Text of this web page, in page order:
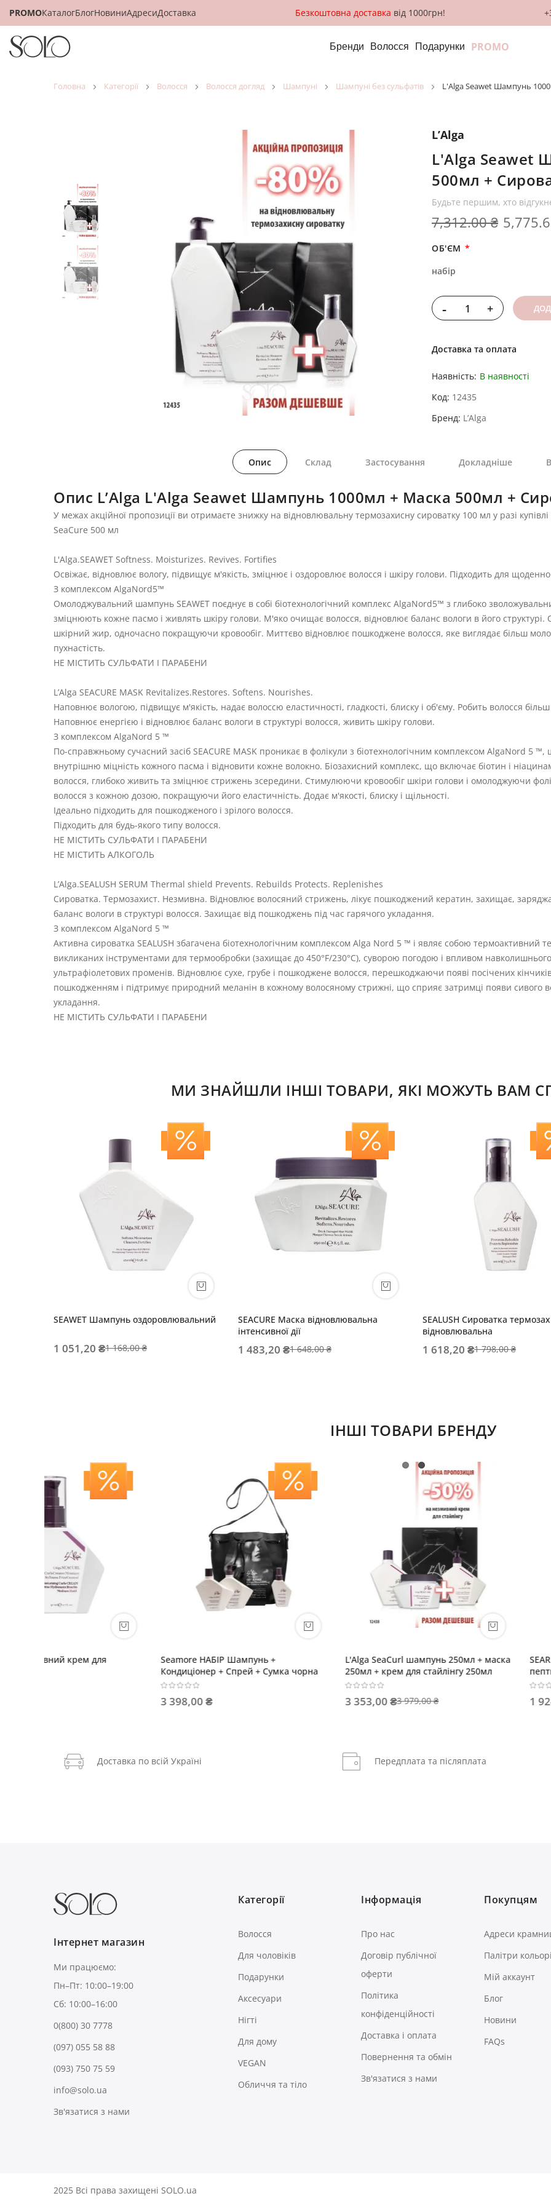
PROMOКаталогБлогНовиниАдресиДоставка Безкоштовна доставка від 1000грн!
Бренди Волосся Подарунки PROMO
головна категорії волосся волосся догляд шампуні шампуні без сульфатів L'Alga Seawet Шампунь
L’Alga
L'Alga Seawet
500мл +
Будьте першим, хто
7,312.00 ₴
ОБ'ЄМ
набір
- +
Доставка та оплата
Наявність: В наявності
Код 12435
Бренд L’Alga
Опис
Опис L’Alga L'Alga Seawet Шампунь 1000мл + Маска 500мл +
У межах акційної пропозиції ви отримаєте знижку на відновлювальну термозахисну сироватку 100 мл у разі
SeaCure 500 мл
L'Alga.SEAWET Softness. Moisturizes. Revives. Fortifies
Освіжає, відновлює вологу, підвищує м'якість, зміцнює і оздоровлює волосся і шкіру голови. Підходить для
З комплексом AlgaNord5™
Омолоджувальний шампунь SEAWET поєднує в собі біотехнологічний комплекс AlgaNord5™ з глибоко
зміцнюють кожне пасмо і живлять шкіру голови. М'яко очищає волосся, відновлює баланс вологи в його
шкірний жир, одночасно покращуючи кровообіг. Миттєво відновлює пошкоджене волосся, яке виглядає більш
пухнастість.
НЕ МІСТИТЬ СУЛЬФАТИ І ПАРАБЕНИ
L’Alga SEACURE MASK Revitalizes.Restores. Softens. Nourishes.
Наповнює вологою, підвищує м'якість, надає волоссю еластичності, гладкості, блиску і об'єму. Робить волосся
Наповнює енергією і відновлює баланс вологи в структурі волосся, живить шкіру голови.
З комплексом AlgaNord 5 ™
По-справжньому сучасний засіб SEACURE MASK проникає в фолікули з біотехнологічним комплексом AlgaNord 5
внутрішню міцність кожного пасма і відновити кожне волокно. Біозахисний комплекс, що включає біотин і
волосся, глибоко живить та зміцнює стрижень зсередини. Стимулюючи кровообіг шкіри голови і омолоджуючи
волосся з кожною дозою, покращуючи його еластичність. Додає м'якості, блиску і щільності.
Ідеально підходить для пошкодженого і зрілого волосся.
Підходить для будь-якого типу волосся.
НЕ МІСТИТЬ СУЛЬФАТИ І ПАРАБЕНИ
НЕ МІСТИТЬ АЛКОГОЛЬ
L’Alga.SEALUSH SERUM Thermal shield Prevents. Rebuilds Protects. Replenishes
Сироватка. Термозахист. Незмивна. Відновлює волосяний стрижень, лікує пошкоджений кератин, захищає,
баланс вологи в структурі волосся. Захищає від пошкоджень під час гарячого укладання.
З комплексом AlgaNord 5 ™
Активна сироватка SEALUSH збагачена біотехнологічним комплексом Alga Nord 5 ™ і являє собою термоактивний
викликаних інструментами для термообробки (захищає до 450°F/230°C), суворою погодою і впливом
ультрафіолетових променів. Відновлює сухе, грубе і пошкоджене волосся, перешкоджаючи появі посічених
пошкодженням і підтримує природний меланін в кожному волосяному стрижні, що сприяє затримці появи сивого
укладання.
НЕ МІСТИТЬ СУЛЬФАТИ І ПАРАБЕНИ
Склад Застосування Докладніше
МИ ЗНАЙШЛИ ІНШІ ТОВАРИ, ЯКІ МОЖУТЬ ВАМ
SEAWET Шампунь оздоровлювальний
1 051,20 ₴1 168,00 ₴
SEACURE Маска відновлювальна
інтенсивної дії
1 483,20 ₴1 648,00 ₴
SEALUSH Сироватка
відновлювальна
1 618,20 ₴1 798,00 ₴
ІНШІ ТОВАРИ БРЕНДУ
L'Alga SeaCurl шампунь 250мл + маска
250мл + крем для стайлінгу 250мл
SEARESTORE Відновлювальна маска з
пептидами для середнього і
L'Alga SeaRestore для тонкого
Шампунь 200мл + Маска
3 187,30 ₴
Доставка по всій Україні Передплата та післяплата
Інтернет магазин
Ми працюємо:
Пн–Пт: 10:00–19:00
Сб: 10:00–16:00
0(800) 30 7778
(097) 055 58 88
(093) 750 75 59
info@solo.ua
Зв'язатися з нами
Категорії
Волосся
Для чоловіків
Подарунки
Аксесуари
Нігті
Для дому
VEGAN
Обличчя та тіло
Інформація
Про нас
Договір публічної
оферти
Політика
конфіденційності
Доставка і оплата
Повернення та обмін
Зв'язатися з нами
Покупцям
Адреси
Палітри
Мій аккаунт
Блог
Новини
FAQs
2025 Всі права захищені SOLO.ua